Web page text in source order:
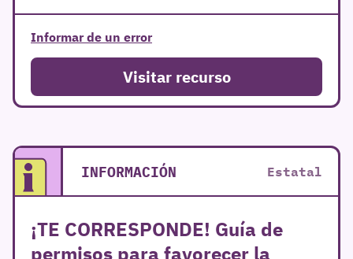
Informar de un error
Visitar recurso
INFORMACIÓN Estatal
¡TE CORRESPONDE! Guía de
permisos para favorecer la